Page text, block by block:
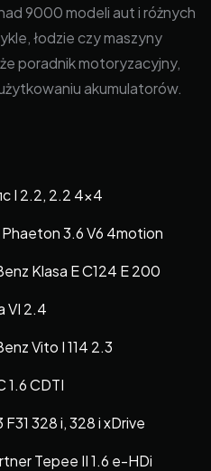
9000 modeli aut i różnych
łodzie czy maszyny
poradnik motoryzacyjny,
akumulatorów.
I 2.2, 2.2 4×4
3.6 V6 4motion
Klasa E C124 E 200
VI 2.4
Vito I 114 2.3
1.6 CDTI
328 i, 328 i xDrive
Tepee II 1.6 e-HDi